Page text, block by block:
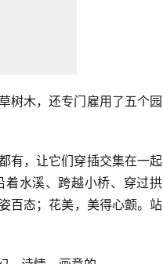
树木，还专门雇用了五个园
有，让它们穿插交集在一起
水溪、跨越小桥、穿过拱
百态；花美，美得心颤。站